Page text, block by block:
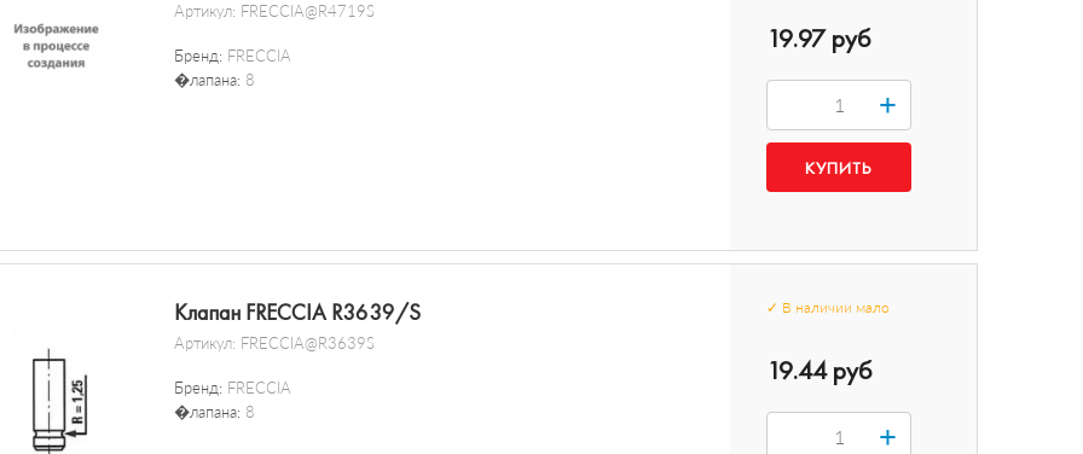
Артикул: FRECCIA@R4719S
Бренд: FRECCIA
�лапана: 8
19.97 руб
+
Клапан FRECCIA R3639/S
Артикул: FRECCIA@R3639S
Бренд: FRECCIA
�лапана: 8
✓ В наличии мало
19.44 руб
+